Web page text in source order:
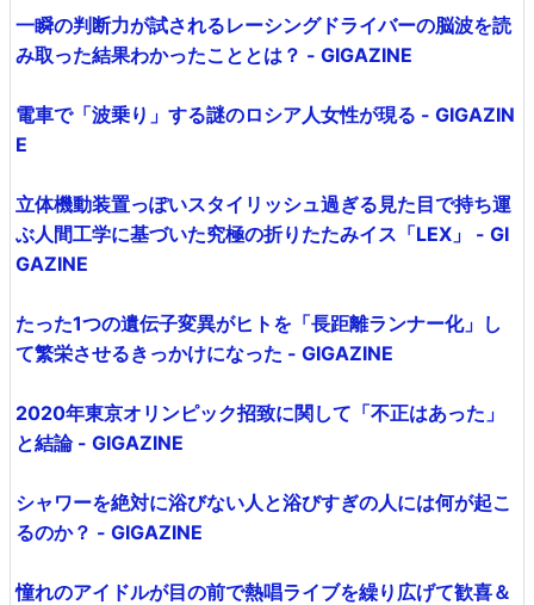
一瞬の判断力が試されるレーシングドライバーの脳波を読
み取った結果わかったこととは？ - GIGAZINE
電車で「波乗り」する謎のロシア人女性が現る - GIGAZIN
E
立体機動装置っぽいスタイリッシュ過ぎる見た目で持ち運
ぶ人間工学に基づいた究極の折りたたみイス「LEX」 - GI
GAZINE
たった1つの遺伝子変異がヒトを「長距離ランナー化」し
て繁栄させるきっかけになった - GIGAZINE
2020年東京オリンピック招致に関して「不正はあった」
と結論 - GIGAZINE
シャワーを絶対に浴びない人と浴びすぎの人には何が起こ
るのか？ - GIGAZINE
憧れのアイドルが目の前で熱唱ライブを繰り広げて歓喜＆